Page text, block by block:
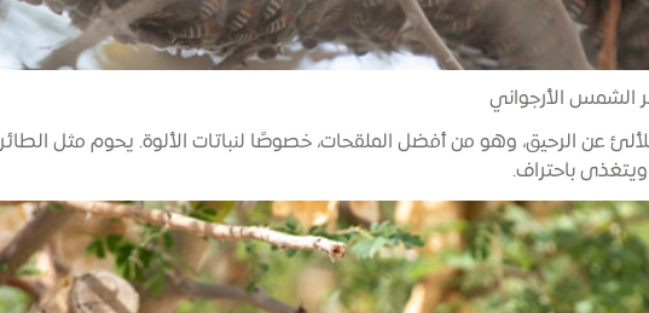
عن الرحيق، وهو من أفضل الملقحات، خصوصًا لنباتات الألوة. يحوم مثل الطائر
ويتغذى باحتراف.